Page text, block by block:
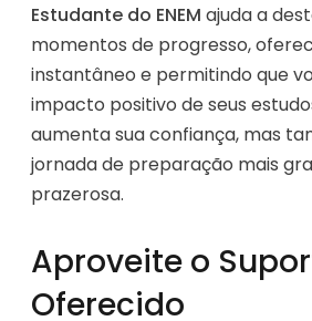
Estudante do ENEM ajuda a
momentos de progresso,
instantâneo e permitindo que
impacto positivo de seus
aumenta sua confiança, mas
jornada de preparação mais
prazerosa.
Aproveite o
Oferecido